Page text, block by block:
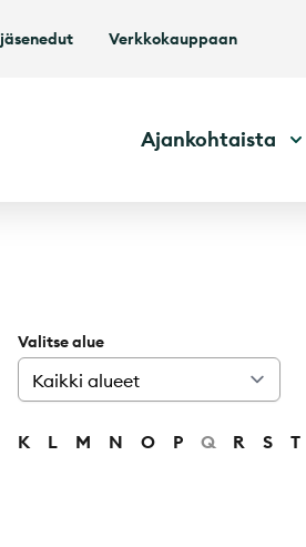
Verkkokauppaan
Ajankohtaista
Valitse alue
K L M N O P Q R S T